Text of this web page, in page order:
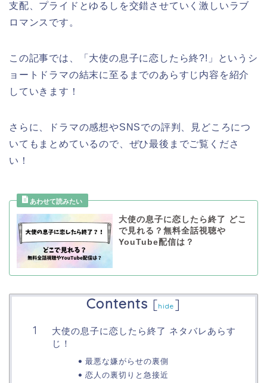
支配、プライドとゆるしを交錯させていく激しいラブ
ロマンスです。
この記事では、 「大使の息子に恋したら終?! 」 と いうシ
ョートドラマの結末に至るまでのあらすじ内容を紹介
していきます！
さらに、ドラマの感想やSNSでの評判、見どころにつ
いてもまとめているので、ぜひ最後までご覧くださ
い！
大使の息子に恋したら終了 どこ
で見れる？無料全話視聴や
YouTube配信は？
Contents [hide ]
大使の息子に恋したら終了 ネタバレあらす
じ！
最悪な嫌がらせの裏側
恋人の裏切りと急接近